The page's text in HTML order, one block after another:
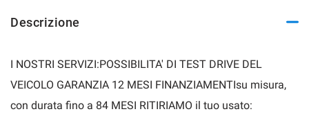
Descrizione
I NOSTRI SERVIZI:POSSIBILITA' DI TEST DRIVE DEL
VEICOLO GARANZIA 12 MESI FINANZIAMENTIsu misura,
con durata fino a 84 MESI RITIRIAMO il tuo usato: